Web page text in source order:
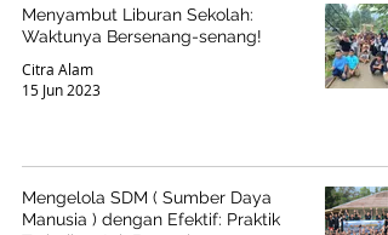
Menyambut Liburan Sekolah:
Waktunya Bersenang-senang!
Citra Alam
15 Jun 2023
Mengelola SDM ( Sumber Daya
Manusia ) dengan Efektif: Praktik